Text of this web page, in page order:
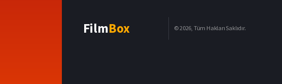
FilmBox © 2026, Tüm Hakları Saklıdır.